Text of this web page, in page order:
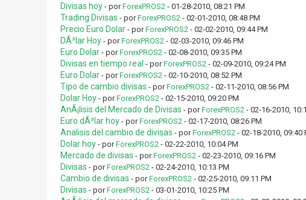
Divisas hoy - porForexPROS2- 01-28-2010, 08:21 PM
Trading Divisas - porForexPROS2- 02-01-2010, 08:48 PM
Precio Euro Dolar - porForexPROS2- 02-02-2010, 09:44 PM
DÃ³lar Hoy - porForexPROS2- 02-03-2010, 09:46 PM
Euro Dolar - porForexPROS2- 02-08-2010, 09:35 PM
Divisas en tiempo real - porForexPROS2- 02-09-2010, 09:24 PM
Euro Dolar - porForexPROS2- 02-10-2010, 08:52 PM
Tipo de cambio divisas - porForexPROS2- 02-11-2010, 08:56 PM
Dolar Hoy - porForexPROS2- 02-15-2010, 09:20 PM
AnÃ¡lisis del Mercado de Divisas - porForexPROS2- 02-16-2010,
Euro dÃ³lar hoy - porForexPROS2- 02-17-2010, 08:26 PM
Analisis del cambio de divisas - porForexPROS2- 02-18-2010, 09:40
Dolar hoy - porForexPROS2- 02-22-2010, 10:04 PM
Mercado de divisas - porForexPROS2- 02-23-2010, 09:16 PM
Divisas - porForexPROS2- 02-24-2010, 10:13 PM
Cambio de divisas - porForexPROS2- 02-25-2010, 09:11 PM
Divisas - porForexPROS2- 03-01-2010, 10:25 PM